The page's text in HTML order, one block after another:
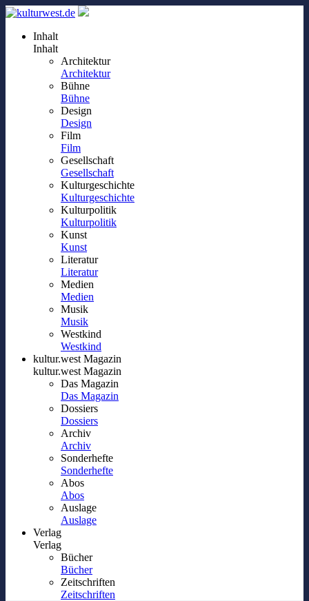
Inhalt
Inhalt
Architektur
Architektur
Bühne
Bühne
Design
Design
Film
Film
Gesellschaft
Gesellschaft
Kulturgeschichte
Kulturgeschichte
Kulturpolitik
Kulturpolitik
Kunst
Kunst
Literatur
Literatur
Medien
Medien
Musik
Musik
Westkind
Westkind
kultur.west Magazin
kultur.west Magazin
Das Magazin
Das Magazin
Dossiers
Dossiers
Archiv
Archiv
Sonderhefte
Sonderhefte
Abos
Abos
Auslage
Auslage
Verlag
Verlag
Bücher
Bücher
Zeitschriften
Zeitschriften